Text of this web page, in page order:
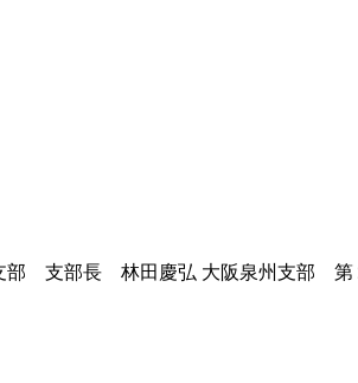
支部長 林田慶弘 大阪泉州支部 第